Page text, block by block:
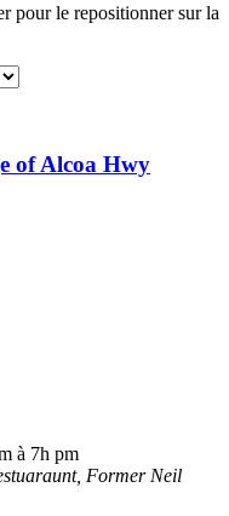
pour le repositionner sur la
of Alcoa Hwy
à 7h pm
Former Neil